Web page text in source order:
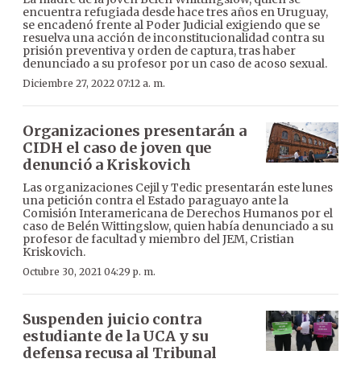
encuentra refugiada desde hace tres años en Uruguay,
se encadenó frente al Poder Judicial exigiendo que se
resuelva una acción de inconstitucionalidad contra su
prisión preventiva y orden de captura, tras haber
denunciado a su profesor por un caso de acoso sexual.
Diciembre 27, 2022 07:12 a. m.
Organizaciones presentarán a
CIDH el caso de joven que
denunció a Kriskovich
Las organizaciones Cejil y Tedic presentarán este lunes
una petición contra el Estado paraguayo ante la
Comisión Interamericana de Derechos Humanos por el
caso de Belén Wittingslow, quien había denunciado a su
profesor de facultad y miembro del JEM, Cristian
Kriskovich.
Octubre 30, 2021 04:29 p. m.
Suspenden juicio contra
estudiante de la UCA y su
defensa recusa al Tribunal